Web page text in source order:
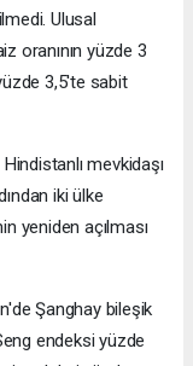
Ulusal
oranının yüzde 3
3,5'te sabit
mevkidaşı
iki ülke
yeniden açılması
Şanghay bileşik
endeksi yüzde